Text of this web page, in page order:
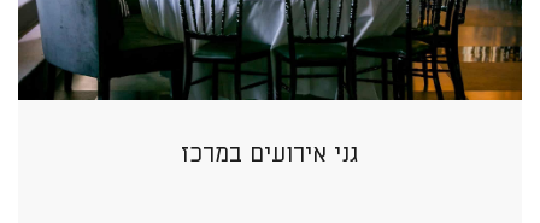
גני אירועים במרכז